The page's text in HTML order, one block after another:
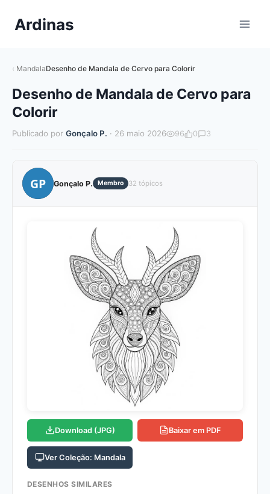
paraArdinas
MandalaDesenho de Mandala de Cervo para Colorir
Desenho de Mandala de Cervo para
Colorir
Publicado por Gonçalo P. · 26 maio 2026 96 0 3
GP Gonçalo P. Membro 32 tópicos
Download (JPG) Baixar em PDF
Ver Coleção: Mandala
DESENHOS SIMILARES